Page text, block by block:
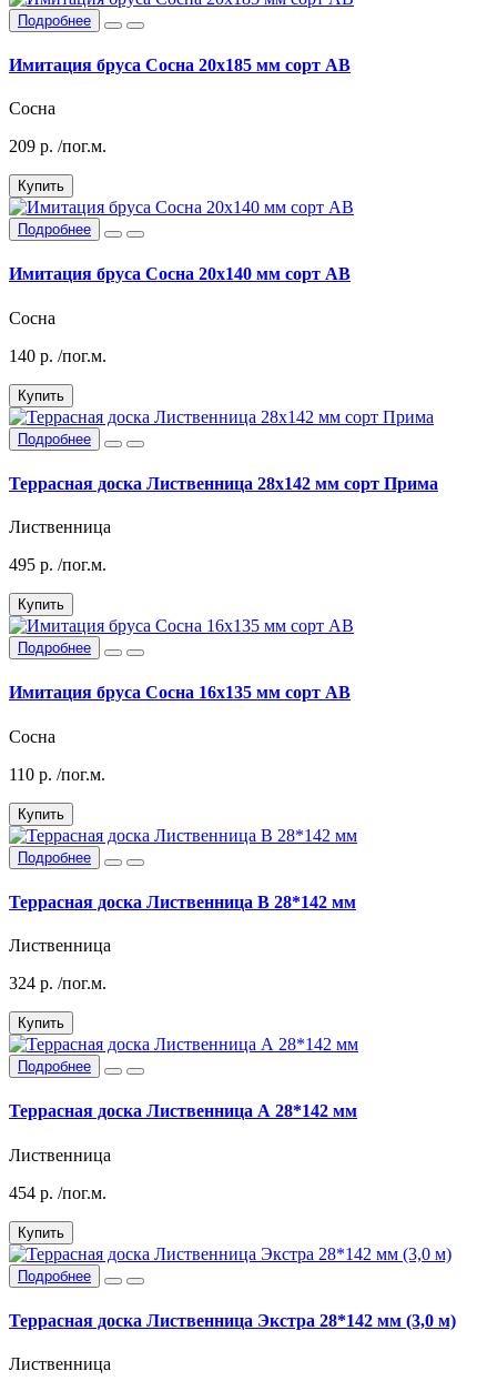
Подробнее
Имитация бруса Сосна 20х185 мм сорт АВ
Сосна
209 р. /пог.м.
Купить
Подробнее
Имитация бруса Сосна 20х140 мм сорт АВ
Сосна
140 р. /пог.м.
Купить
Подробнее
Террасная доска Лиственница 28х142 мм сорт Прима
Лиственница
495 р. /пог.м.
Купить
Подробнее
Имитация бруса Сосна 16х135 мм сорт АВ
Сосна
110 р. /пог.м.
Купить
Подробнее
Террасная доска Лиственница В 28*142 мм
Лиственница
324 р. /пог.м.
Купить
Подробнее
Террасная доска Лиственница А 28*142 мм
Лиственница
454 р. /пог.м.
Купить
Подробнее
Террасная доска Лиственница Экстра 28*142 мм (3,0 м)
Лиственница